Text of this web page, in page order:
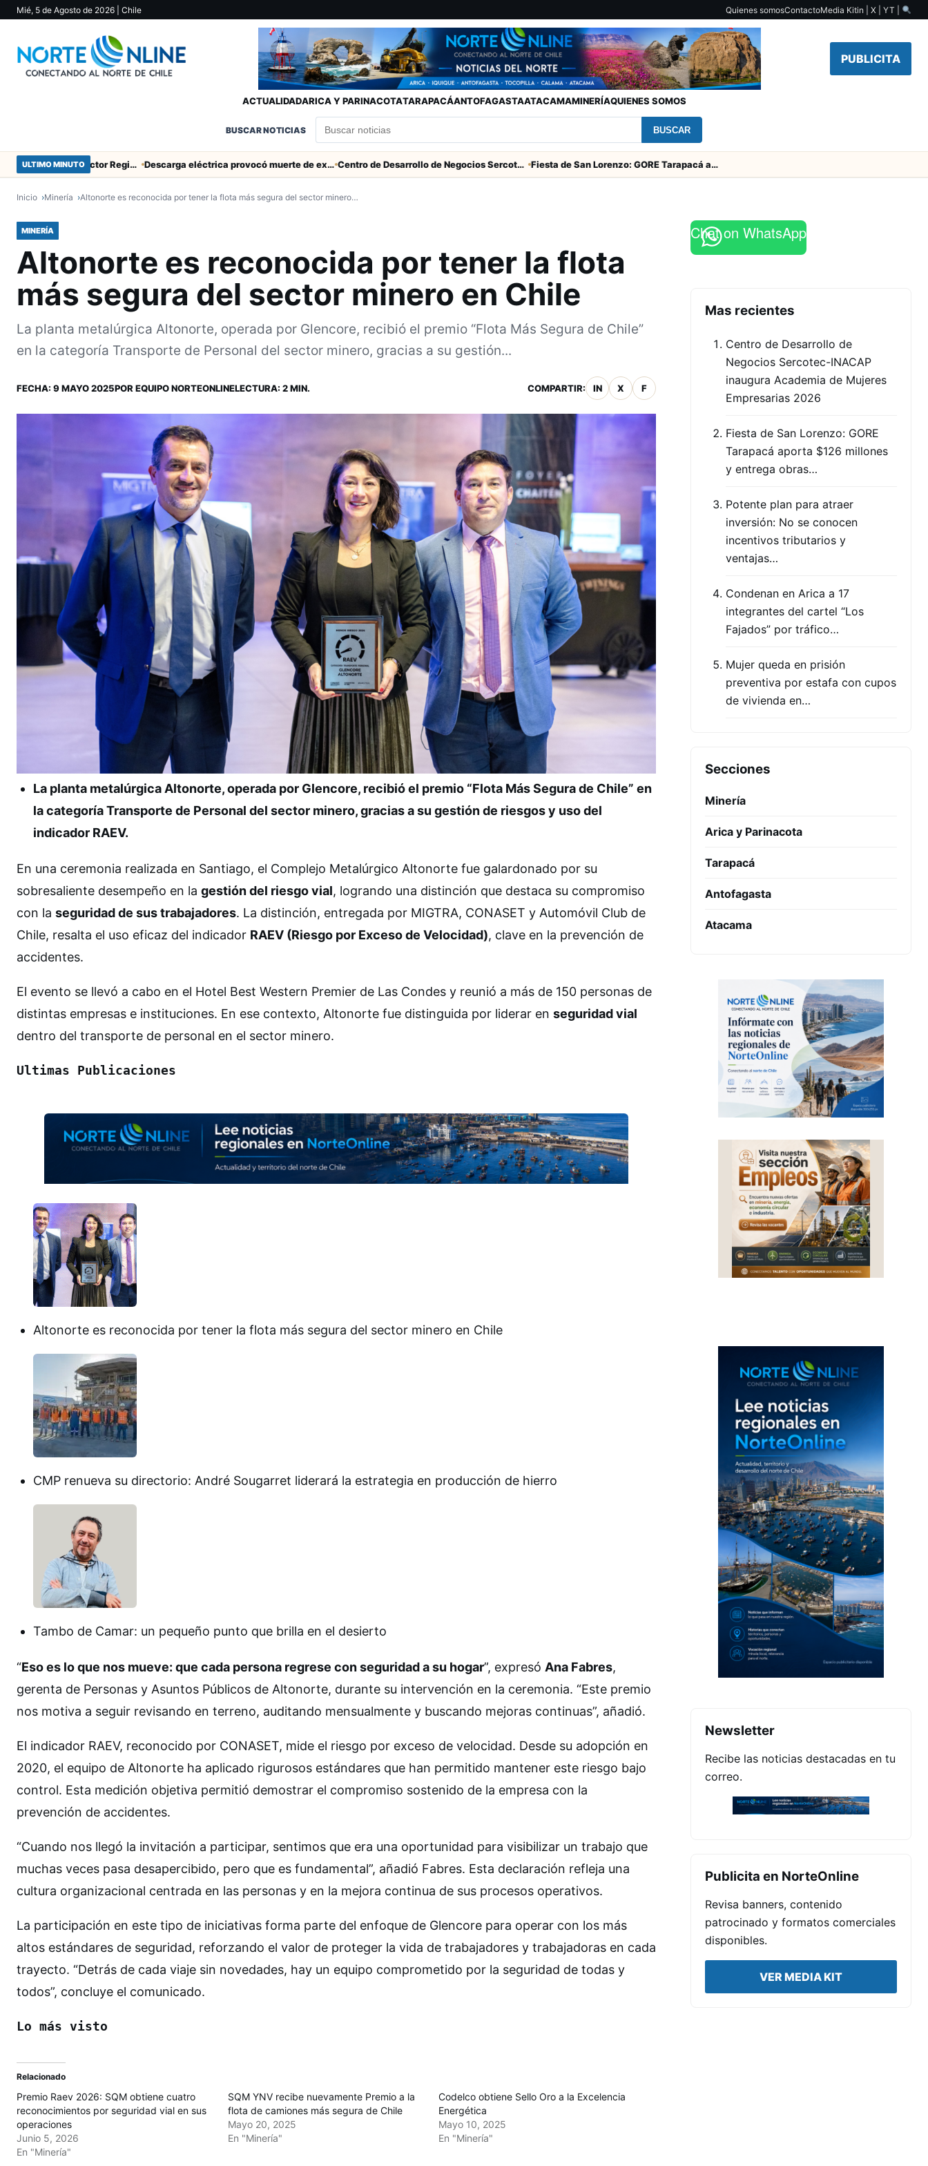
Mié, 5 de Agosto de 2026 | Chile Quienes somosContactoMedia Kitin | X | YT |
PUBLICITA
ACTUALIDADARICA Y PARINACOTATARAPACÁANTOFAGASTAATACAMAMINERÍAQUIENES SOMOS
BUSCAR NOTICIAS BUSCAR
ULTIMO MINUTO SERNAC pidió la renuncia a Director Regional (s) de Arica por contratar solo a militantes del Gobierno Descarga eléctrica provocó muerte de extranjero que robaba cables en Cerro Chuño Centro de Desarrollo de Negocios Sercotec-INACAP inaugura Academia de Mujeres Empresarias 2026 Fiesta de San Lorenzo: GORE Tarapacá aporta $126 millones y entrega obras en el campanario
Inicio Minería Altonorte es reconocida por tener la flota más segura del sector minero…
MINERÍA
Altonorte es reconocida por tener la flota
más segura del sector minero en Chile
La planta metalúrgica Altonorte, operada por Glencore, recibió el premio “Flota Más Segura de Chile”
en la categoría Transporte de Personal del sector minero, gracias a su gestión...
FECHA: 9 MAYO 2025POR EQUIPO NORTEONLINELECTURA: 2 MIN. COMPARTIR: IN X F
La planta metalúrgica Altonorte, operada por Glencore, recibió el premio “Flota Más Segura de Chile” en
la categoría Transporte de Personal del sector minero, gracias a su gestión de riesgos y uso del
indicador RAEV.
En una ceremonia realizada en Santiago, el Complejo Metalúrgico Altonorte fue galardonado por su
sobresaliente desempeño en la gestión del riesgo vial, logrando una distinción que destaca su compromiso
con la seguridad de sus trabajadores. La distinción, entregada por MIGTRA, CONASET y Automóvil Club de
Chile, resalta el uso eficaz del indicador RAEV (Riesgo por Exceso de Velocidad), clave en la prevención de
accidentes.
El evento se llevó a cabo en el Hotel Best Western Premier de Las Condes y reunió a más de 150 personas de
distintas empresas e instituciones. En ese contexto, Altonorte fue distinguida por liderar en seguridad vial
dentro del transporte de personal en el sector minero.
Ultimas Publicaciones
Altonorte es reconocida por tener la flota más segura del sector minero en Chile
CMP renueva su directorio: André Sougarret liderará la estrategia en producción de hierro
Tambo de Camar: un pequeño punto que brilla en el desierto
“Eso es lo que nos mueve: que cada persona regrese con seguridad a su hogar”, expresó Ana Fabres,
gerenta de Personas y Asuntos Públicos de Altonorte, durante su intervención en la ceremonia. “Este premio
nos motiva a seguir revisando en terreno, auditando mensualmente y buscando mejoras continuas”, añadió.
El indicador RAEV, reconocido por CONASET, mide el riesgo por exceso de velocidad. Desde su adopción en
2020, el equipo de Altonorte ha aplicado rigurosos estándares que han permitido mantener este riesgo bajo
control. Esta medición objetiva permitió demostrar el compromiso sostenido de la empresa con la
prevención de accidentes.
“Cuando nos llegó la invitación a participar, sentimos que era una oportunidad para visibilizar un trabajo que
muchas veces pasa desapercibido, pero que es fundamental”, añadió Fabres. Esta declaración refleja una
cultura organizacional centrada en las personas y en la mejora continua de sus procesos operativos.
La participación en este tipo de iniciativas forma parte del enfoque de Glencore para operar con los más
altos estándares de seguridad, reforzando el valor de proteger la vida de trabajadores y trabajadoras en cada
trayecto. “Detrás de cada viaje sin novedades, hay un equipo comprometido por la seguridad de todas y
todos”, concluye el comunicado.
Lo más visto
Relacionado
Premio Raev 2026: SQM obtiene cuatro
reconocimientos por seguridad vial en sus
operaciones
Junio 5, 2026
En "Minería"
SQM YNV recibe nuevamente Premio a la
flota de camiones más segura de Chile
Mayo 20, 2025
En "Minería"
Codelco obtiene Sello Oro a la Excelencia
Energética
Mayo 10, 2025
En "Minería"
Chat on WhatsApp
Mas recientes
Centro de Desarrollo de
Negocios Sercotec-INACAP
inaugura Academia de Mujeres
Empresarias 2026
Fiesta de San Lorenzo: GORE
Tarapacá aporta $126 millones
y entrega obras…
Potente plan para atraer
inversión: No se conocen
incentivos tributarios y
ventajas…
Condenan en Arica a 17
integrantes del cartel “Los
Fajados” por tráfico…
Mujer queda en prisión
preventiva por estafa con cupos
de vivienda en…
Secciones
Minería
Arica y Parinacota
Tarapacá
Antofagasta
Atacama
Newsletter
Recibe las noticias destacadas en tu
correo.
Publicita en NorteOnline
Revisa banners, contenido
patrocinado y formatos comerciales
disponibles.
VER MEDIA KIT